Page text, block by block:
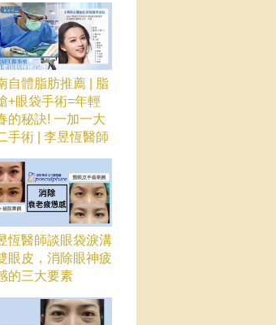
自體脂肪推薦 | 脂
+眼袋手術=年輕
的秘訣! 一加一大
手術 | 李昱恆醫師
恆醫師談眼袋淚溝
眼皮，消除眼神疲
的三大要素